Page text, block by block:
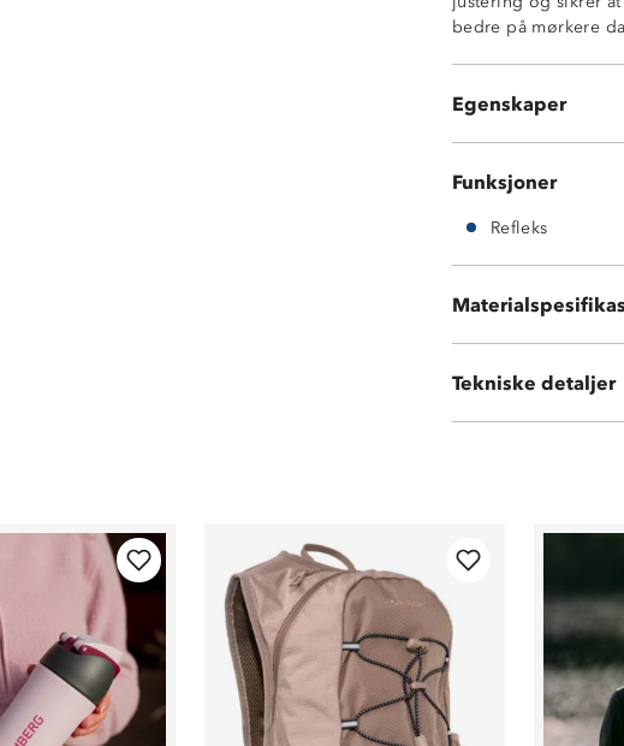
bedre på mørkere
Egenskaper
Meshlomme på
Knagghempe
Refleks
Funksjoner
Refleks
100 % polyester
Tekniske detaljer
Volum: 15 L